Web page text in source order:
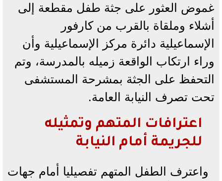
غموض العثور على جثة طفل مقطعة إلى
أشلاء وملقاة بالقرب من كارفور
الإسماعيلية دائرة مركز الإسماعيلية وأن
وراء ارتكاب الواقعة زميله بالمدرسة، وتم
التحفظ على الجثة بمشرحة المستشفى
تحت تصرف النيابة العامة.
اعترافات المتهم وتمثيله
للجريمة أمام النيابة
واعترف الطفل المتهم تفصيليا أمام جهات